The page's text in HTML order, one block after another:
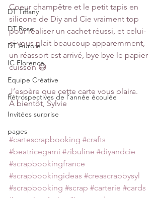
DT Tiffany
DT Rose
DT Aurore
IC Florence
Equipe Créative
Rétrospectives de l’année écoulée
Invitées surprise
pages
Coeur champêtre et le petit tapis en
silicone de Diy and Cie vraiment top
pour réaliser un cachet réussi, et celui-
ci vous plait beaucoup apparemment,
un réassort est arrivé, bye bye le papier
cuisson 😅
J’espère que cette carte vous plaira.
A bientôt, Sylvie
#cartescrapbooking #crafts
#beatricegarni #zibuline #diyandcie
#scrapbookingfrance
#scrapbookingideas #creascrapbysyl
#scrapbooking #scrap #carterie #cards